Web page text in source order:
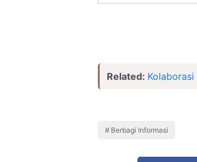
Related:
Berbagi Informasi